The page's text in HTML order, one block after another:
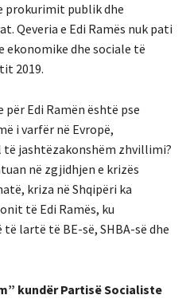
prokurimit publik dhe
Qeveria e Edi Ramës nuk pati
ekonomike dhe sociale të
2019.
Edi Ramën është pse
i varfër në Evropë,
jashtëzakonshëm zhvillimi?
në zgjidhjen e krizës
kriza në Shqipëri ka
të Edi Ramës, ku
lartë të BE-së, SHBA-së dhe
kundër Partisë Socialiste